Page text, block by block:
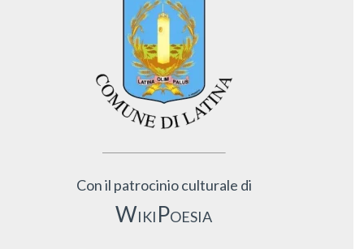
Con il patrocinio culturale di
WikiPoesia